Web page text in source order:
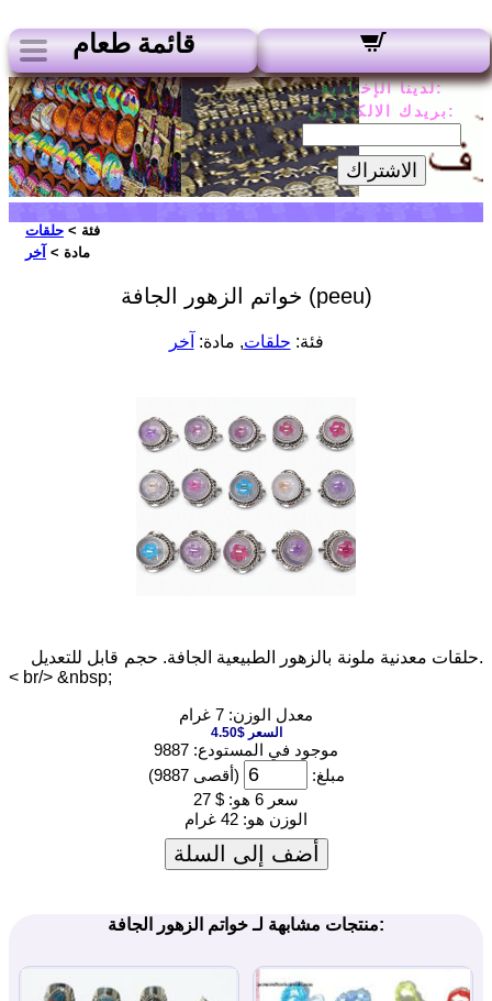
قائمة طعام
لدينا الإخبارية:
بريدك الالكتروني:
الاشتراك
فئة > حلقات
مادة > آخر
خواتم الزهور الجافة (peeu)
فئة: حلقات, مادة: آخر
حلقات معدنية ملونة بالزهور الطبيعية الجافة. حجم قابل للتعديل.
< br/> &nbsp;
معدل الوزن: 7 غرام
السعر $4.50
موجود في المستودع: 9887
مبلغ:
(أقصى 9887)
سعر 6 هو:
$ 27
الوزن هو: 42 غرام
أضف إلى السلة
منتجات مشابهة لـ خواتم الزهور الجافة: